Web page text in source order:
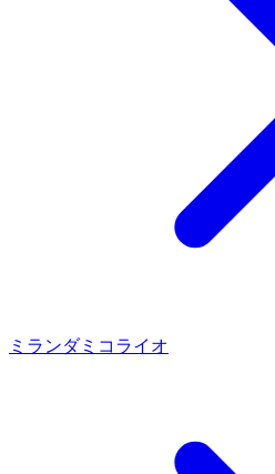
ミランダミコライオ